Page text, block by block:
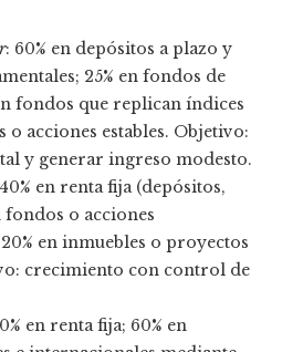
: 60% en depósitos a plazo y
25% en fondos de
fondos que replican índices
o acciones estables. Objetivo:
y generar ingreso modesto.
en renta fija (depósitos,
fondos o acciones
en inmuebles o proyectos
crecimiento con control de
en renta fija; 60% en